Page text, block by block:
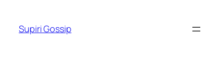
content
Supiri Gossip